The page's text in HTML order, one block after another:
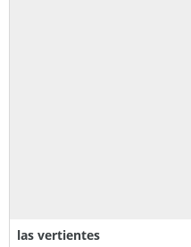
las vertientes